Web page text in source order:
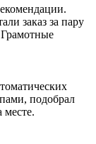
заказ за пару
подобрал
месте.